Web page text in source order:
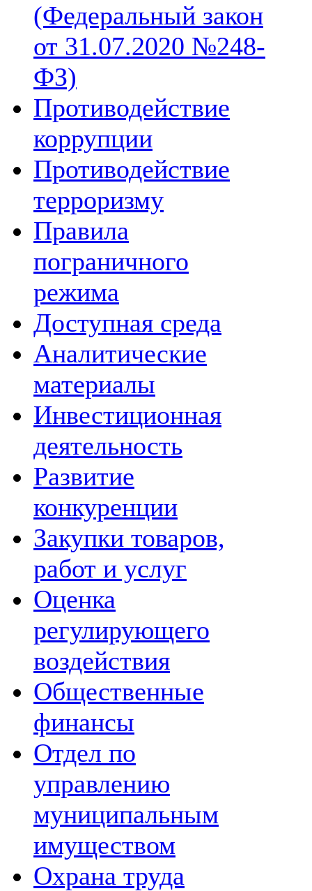
(Федеральный закон
от 31.07.2020 №248-
ФЗ)
Противодействие
коррупции
Противодействие
терроризму
Правила
пограничного
режима
Доступная среда
Аналитические
материалы
Инвестиционная
деятельность
Развитие
конкуренции
Закупки товаров,
работ и услуг
Оценка
регулирующего
воздействия
Общественные
финансы
Отдел по
управлению
муниципальным
имуществом
Охрана труда